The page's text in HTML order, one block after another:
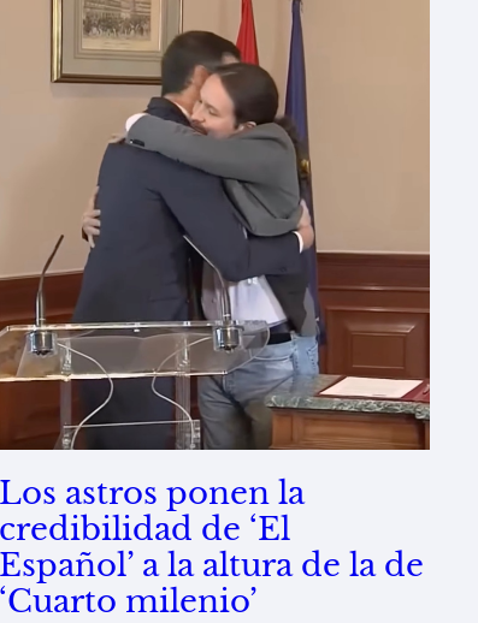
Los astros ponen la
credibilidad de ‘El
Español’ a la altura de la de
‘Cuarto milenio’